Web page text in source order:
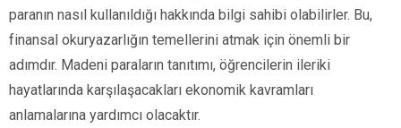
paranın nasıl kullanıldığı hakkında bilgi sahibi olabilirler. Bu,
finansal okuryazarlığın temellerini atmak için önemli bir
adımdır. Madeni paraların tanıtımı, öğrencilerin ileriki
hayatlarında karşılaşacakları ekonomik kavramları
anlamalarına yardımcı olacaktır.